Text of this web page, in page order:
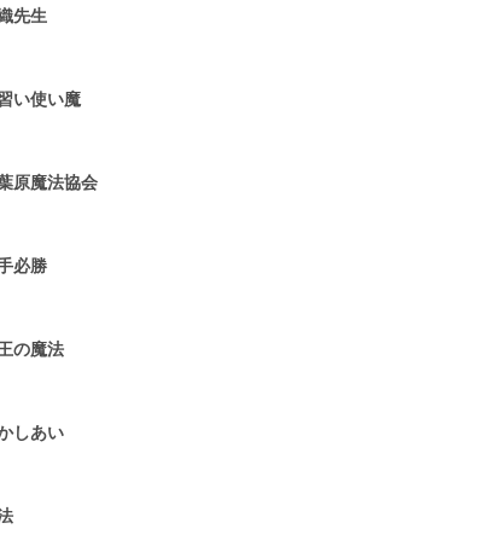
先生
い使い魔
原魔法協会
必勝
の魔法
しあい